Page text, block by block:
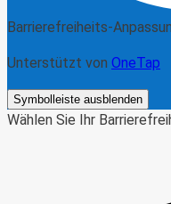
Barrierefreiheits-
Unterstützt von OneTap
Symbolleiste ausblenden
Wählen Sie Ihr